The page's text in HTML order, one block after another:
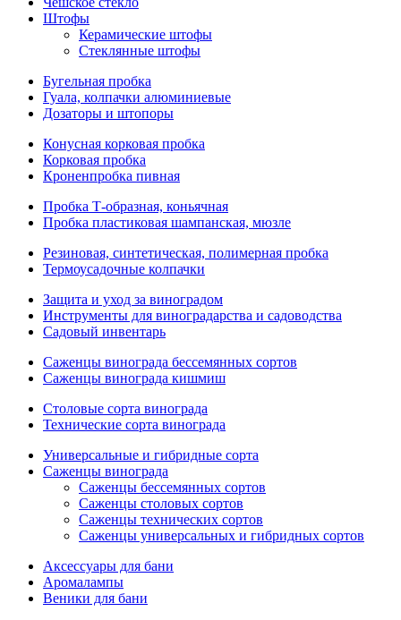
Штофы
Керамические штофы
Стеклянные штофы
Бугельная пробка
Гуала, колпачки алюминиевые
Дозаторы и штопоры
Конусная корковая пробка
Корковая пробка
Кроненпробка пивная
Пробка Т-образная, коньячная
Пробка пластиковая шампанская, мюзле
Резиновая, синтетическая, полимерная пробка
Термоусадочные колпачки
Защита и уход за виноградом
Инструменты для виноградарства и садоводства
Садовый инвентарь
Саженцы винограда бессемянных сортов
Саженцы винограда кишмиш
Столовые сорта винограда
Технические сорта винограда
Универсальные и гибридные сорта
Саженцы винограда
Саженцы бессемянных сортов
Саженцы столовых сортов
Саженцы технических сортов
Саженцы универсальных и гибридных сортов
Аксессуары для бани
Аромалампы
Веники для бани